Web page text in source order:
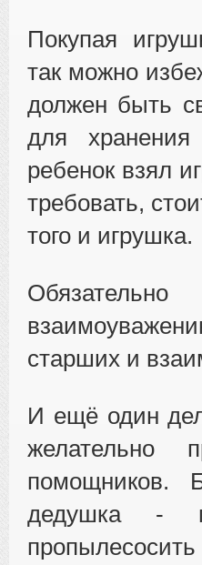
Покупая
так можно
должен быть
для
ребенок взял
требовать,
того и игрушка.
старших и
И ещё один
желательно
помощников.
дедушка -